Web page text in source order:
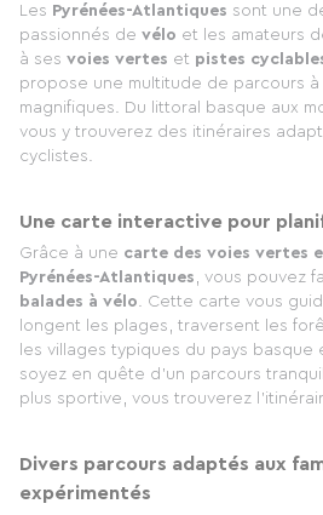
Les Pyrénées-Atlantiques sont une
passionnés de vélo et les amateurs
à ses voies vertes et pistes
propose une multitude de parcours
magnifiques. Du littoral basque aux
vous y trouverez des itinéraires
cyclistes.
Une carte interactive pour
Grâce à une carte des voies vertes
Pyrénées-Atlantiques , vous pouvez
balades à vélo. Cette carte vous
longent les plages, traversent les
les villages typiques du pays basque
soyez en quête d’un parcours
plus sportive, vous trouverez
Divers parcours adaptés aux
expérimentés